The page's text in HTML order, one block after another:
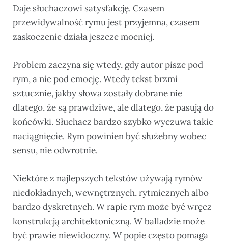
Daje słuchaczowi satysfakcję. Czasem
przewidywalność rymu jest przyjemna, czasem
zaskoczenie działa jeszcze mocniej.
Problem zaczyna się wtedy, gdy autor pisze pod
rym, a nie pod emocję. Wtedy tekst brzmi
sztucznie, jakby słowa zostały dobrane nie
dlatego, że są prawdziwe, ale dlatego, że pasują do
końcówki. Słuchacz bardzo szybko wyczuwa takie
naciągnięcie. Rym powinien być służebny wobec
sensu, nie odwrotnie.
Niektóre z najlepszych tekstów używają rymów
niedokładnych, wewnętrznych, rytmicznych albo
bardzo dyskretnych. W rapie rym może być wręcz
konstrukcją architektoniczną. W balladzie może
być prawie niewidoczny. W popie często pomaga